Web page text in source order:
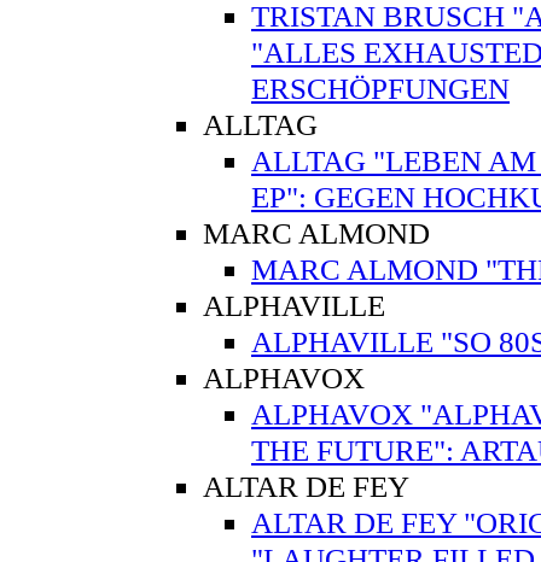
TRISTAN BRUSCH
"ALLES
ERSCHÖPFUNGEN
ALLTAG
ALLTAG "LEBEN AM
EP": GEGEN
MARC ALMOND
MARC ALMOND
ALPHAVILLE
ALPHAVILLE "SO
ALPHAVOX
ALPHAVOX
THE FUTURE":
ALTAR DE FEY
ALTAR DE FEY